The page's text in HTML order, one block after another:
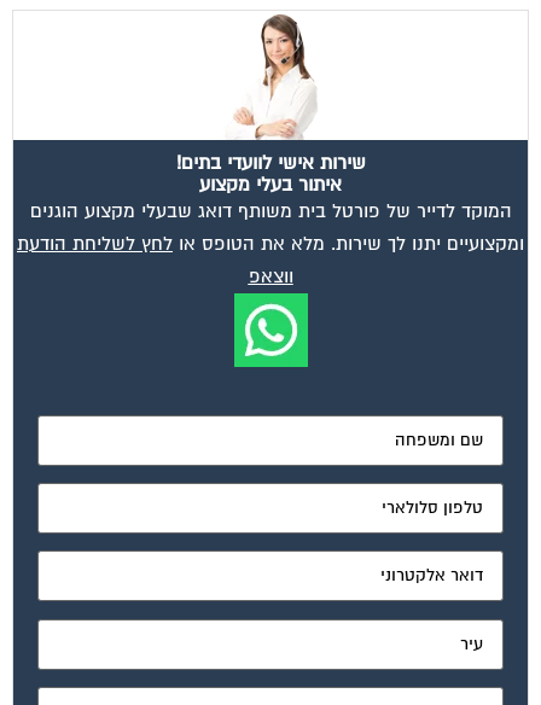
שירות אישי לוועדי בתים!
איתור בעלי מקצוע
המוקד לדייר של פורטל בית משותף דואג שבעלי מקצוע הוגנים
ומקצועיים יתנו לך שירות. מלא את הטופס או לחץ לשליחת הודעת
ווצאפ